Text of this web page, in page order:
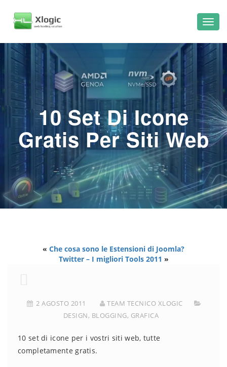
10 Set Di Icone
Gratis Per Siti Web
« Che cosa sono le Estensioni di Joomla?
Twitter – I migliori Tools 2011 »
2 AGOSTO 2011
TEAM TECNICO XLOGIC
DESIGN, BLOGGING, GRAFICA
10 set di icone per i vostri siti web, tutte
completamente gratis.